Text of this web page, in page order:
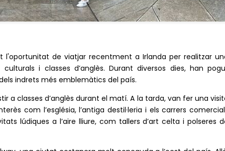
l'oportunitat de viatjar recentment a Irlanda per realitzar
i classes d’anglès. Durant diversos dies, han
indrets més emblemàtics del país.
a classes d’anglès durant el matí. A la tarda, van fer una
com l’església, l’antiga destil·leria i els carrers
lúdiques a l’aire lliure, com tallers d’art celta i polseres